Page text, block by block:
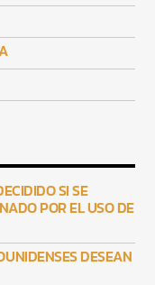
SI SE
POR EL USO DE
DESEAN